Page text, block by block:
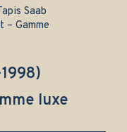
Saab
– Gamme
luxe